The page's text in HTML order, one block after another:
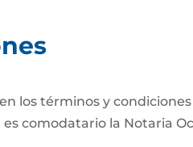
los términos y
comodatario la Notaria